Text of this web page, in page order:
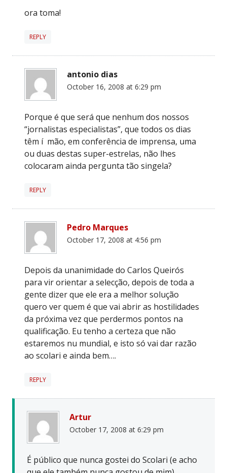
ora toma!
REPLY
antonio dias
October 16, 2008 at 6:29 pm
Porque é que será que nenhum dos nossos
“jornalistas especialistas”, que todos os dias
têm í mão, em conferência de imprensa, uma
ou duas destas super-estrelas, não lhes
colocaram ainda pergunta tão singela?
REPLY
Pedro Marques
October 17, 2008 at 4:56 pm
Depois da unanimidade do Carlos Queirós
para vir orientar a selecção, depois de toda a
gente dizer que ele era a melhor solução
quero ver quem é que vai abrir as hostilidades
da próxima vez que perdermos pontos na
qualificação. Eu tenho a certeza que não
estaremos nu mundial, e isto só vai dar razão
ao scolari e ainda bem….
REPLY
Artur
October 17, 2008 at 6:29 pm
É público que nunca gostei do Scolari (e acho